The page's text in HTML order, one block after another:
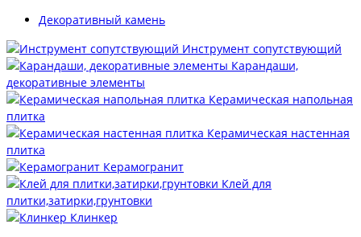
Декоративный камень
Инструмент сопутствующий
Карандаши,
декоративные элементы
Керамическая напольная
плитка
Керамическая настенная
плитка
Керамогранит
Клей для
плитки,затирки,грунтовки
Клинкер